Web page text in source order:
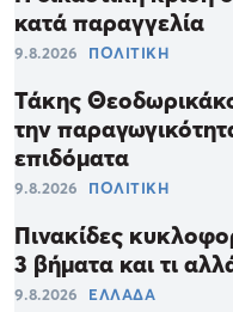
κατά παραγγελία
9.8.2026 ΠΟΛΙΤΙΚΗ
Τάκης
την
επιδόματα
9.8.2026 ΠΟΛΙΤΙΚΗ
Πινακίδες
3 βήματα και τι
9.8.2026 ΕΛΛΑΔΑ